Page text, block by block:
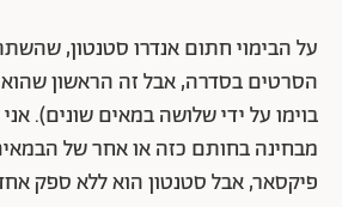
על הבימוי חתום אנדרו סטנטון,
הסרטים בסדרה, אבל זה הראשון
בוימו על ידי שלושה במאים שונים).
מבחינה בחותם כזה או אחר של
פיקסאר, אבל סטנטון הוא ללא ספק